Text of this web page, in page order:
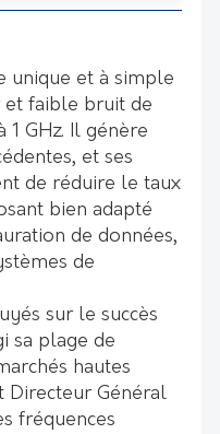
unique et à simple
et faible bruit de
GHz. Il génère
et ses
de réduire le taux
bien adapté
de données,
de
sur le succès
sa plage de
hautes
Directeur Général
fréquences